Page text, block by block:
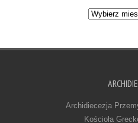
Archiwum
Archidiecezja
Kościoła